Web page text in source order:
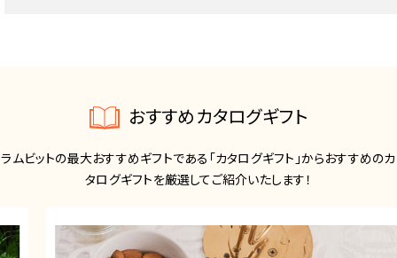
おすすめカタログギフト
ラムビットの最大おすすめギフトである「カタログギフト」からおすすめのカ
タログギフトを厳選してご紹介いたします！